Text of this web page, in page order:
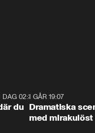
1:06
DAG 02:30
du
I GÅR 19:07
Dramatiska
med